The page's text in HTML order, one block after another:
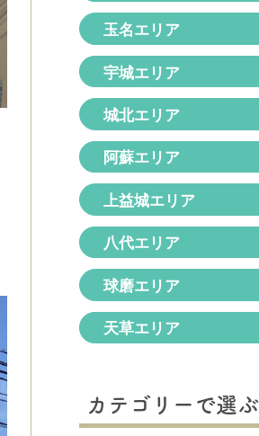
玉名エリア
宇城エリア
城北エリア
阿蘇エリア
上益城エリア
八代エリア
球磨エリア
天草エリア
カテゴリーで選ぶ